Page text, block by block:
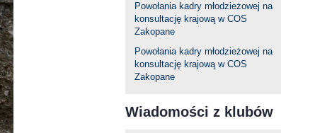
Powołania kadry młodzieżowej na
konsultację krajową w COS
Zakopane
Powołania kadry młodzieżowej na
konsultację krajową w COS
Zakopane
Wiadomości z klubów